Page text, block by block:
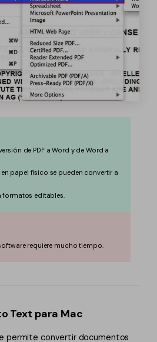
de PDF a Word y de Word a
papel físico se pueden convertir a
formatos editables.
requiere mucho tiempo.
Text para Mac
permite convertir documentos